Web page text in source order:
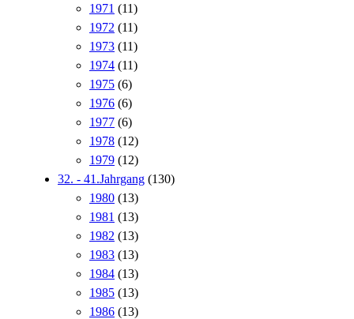
1971 (11)
1972 (11)
1973 (11)
1974 (11)
1975 (6)
1976 (6)
1977 (6)
1978 (12)
1979 (12)
32. - 41.Jahrgang (130)
1980 (13)
1981 (13)
1982 (13)
1983 (13)
1984 (13)
1985 (13)
1986 (13)